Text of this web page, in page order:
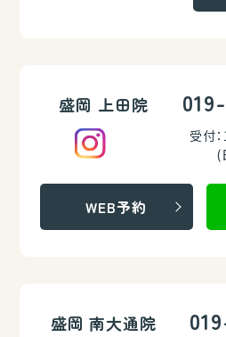
盛岡 上田院
受付
(
WEB予約
盛岡 南大通院